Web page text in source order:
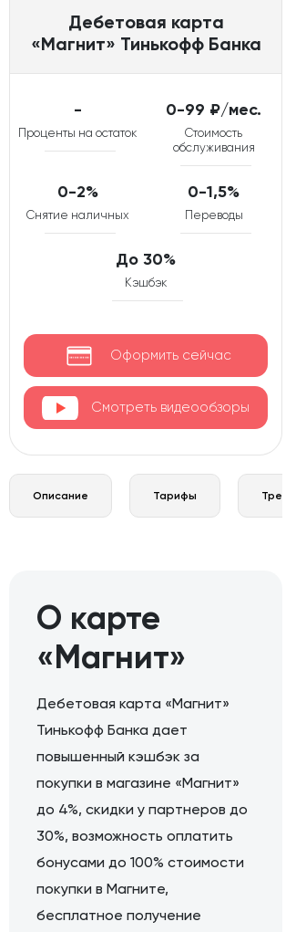
Дебетовая карта
«Магнит» Тинькофф Банка
-
Проценты на остаток
0-99 ₽/мес.
Стоимость
обслуживания
0-2%
Снятие наличных
0-1,5%
Переводы
До 30%
Кэшбэк
Оформить сейчас
Смотреть видеообзоры
Описание Тарифы
О карте
«Магнит»
Дебетовая карта «Магнит»
Тинькофф Банка дает
повышенный кэшбэк за
покупки в магазине «Магнит»
до 4%, скидки у партнеров до
30%, возможность оплатить
бонусами до 100% стоимости
покупки в Магните,
бесплатное получение